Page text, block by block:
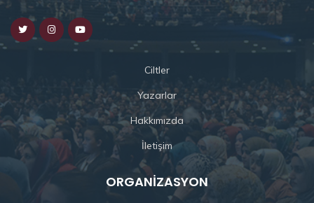
Ciltler
Yazarlar
Hakkımızda
İletişim
ORGANIZASYON